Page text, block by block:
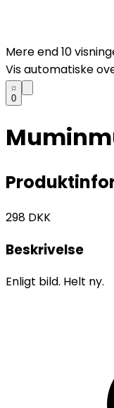
Mere end10
Vis automatiske
0
298 DKK
Beskrivelse
Enligt bild. Helt ny.